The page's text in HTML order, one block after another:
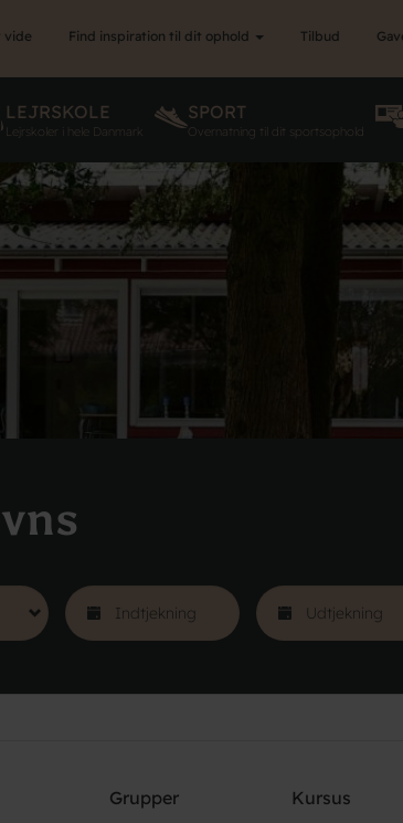
vide Find inspiration til dit ophold Tilbud
LEJRSKOLE
Lejrskoler i hele Danmark
SPORT
Overnatning til dit sportsophold
Grupper Kursus